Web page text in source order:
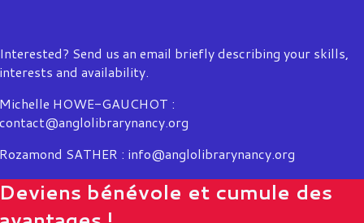
Send us an email briefly describing your skills,
and availability.
HOWE-GAUCHOT :
SATHER : info@anglolibrarynancy.org
bénévole et cumule des